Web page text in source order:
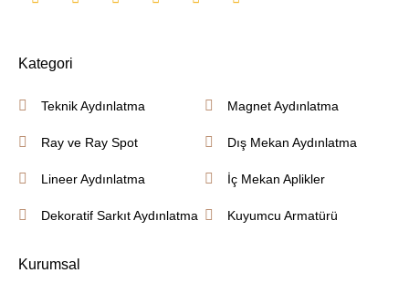
Kategori
Teknik Aydınlatma
Ray ve Ray Spot
Lineer Aydınlatma
Dekoratif Sarkıt Aydınlatma
Magnet Aydınlatma
Dış Mekan Aydınlatma
İç Mekan Aplikler
Kuyumcu Armatürü
Kurumsal